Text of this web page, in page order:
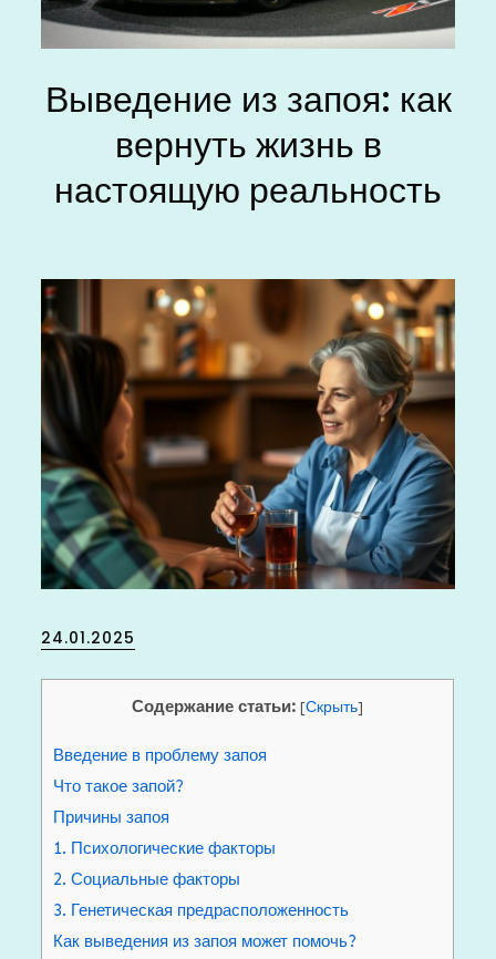
Выведение из запоя: как
вернуть жизнь в
настоящую реальность
Posted
24.01.2025
Содержание статьи: [Скрыть]
Введение в проблему запоя
Что такое запой?
Причины запоя
1. Психологические факторы
2. Социальные факторы
3. Генетическая предрасположенность
Как выведения из запоя может помочь?